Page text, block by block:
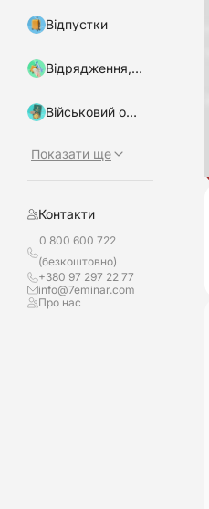
Відпустки
Відрядження, підзвітні кошти
Військовий облік, бронювання
Показати ще
Контакти
0 800 600 722
(безкоштовно)
+380 97 297 22 77
info@7eminar.com
Про нас